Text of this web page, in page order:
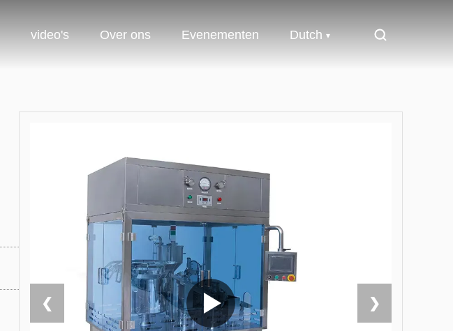
video's Over ons Evenementen Dutch
❮ ❯